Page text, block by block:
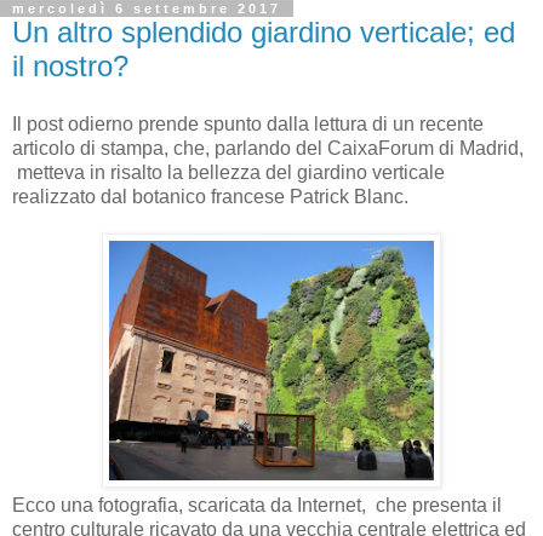
mercoledì 6 settembre 2017
Un altro splendido giardino verticale; ed
il nostro?
Il post odierno prende spunto dalla lettura di un recente
articolo di stampa, che, parlando del CaixaForum di Madrid,
metteva in risalto la bellezza del giardino verticale
realizzato dal botanico francese Patrick Blanc.
Ecco una fotografia, scaricata da Internet, che presenta il
centro culturale ricavato da una vecchia centrale elettrica ed